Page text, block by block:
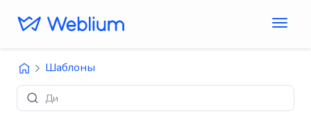
Шаблоны
Дизайны 'E-comme